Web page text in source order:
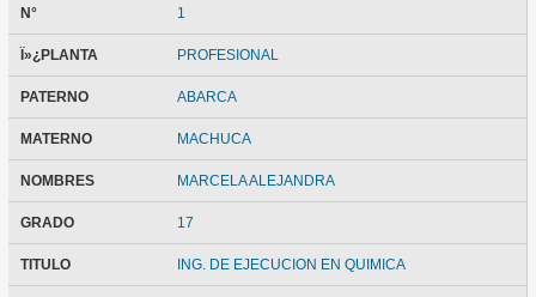
N° 1
Ï»¿PLANTA PROFESIONAL
PATERNO ABARCA
MATERNO MACHUCA
NOMBRES MARCELA ALEJANDRA
GRADO 17
TITULO ING. DE EJECUCION EN QUIMICA